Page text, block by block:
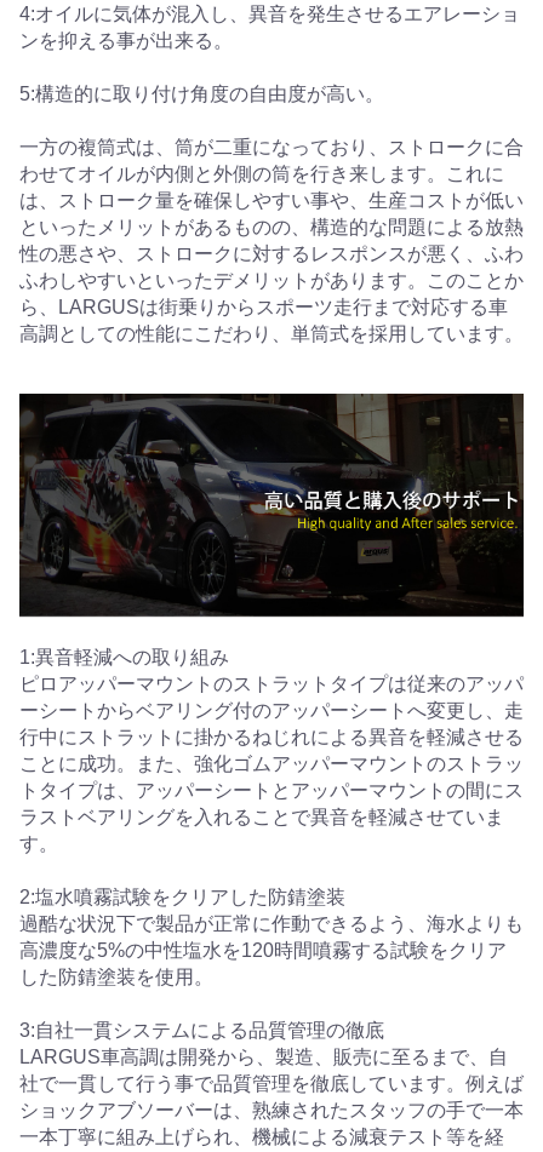
4:オイルに気体が混入し、異音を発生させるエアレーショ
ンを抑える事が出来る。
5:構造的に取り付け角度の自由度が高い。
一方の複筒式は、筒が二重になっており、ストロークに合
わせてオイルが内側と外側の筒を行き来します。これに
は、ストローク量を確保しやすい事や、生産コストが低い
といったメリットがあるものの、構造的な問題による放熱
性の悪さや、ストロークに対するレスポンスが悪く、ふわ
ふわしやすいといったデメリットがあります。このことか
ら、LARGUSは街乗りからスポーツ走行まで対応する車
高調としての性能にこだわり、単筒式を採用しています。
1:異音軽減への取り組み
ピロアッパーマウントのストラットタイプは従来のアッパ
ーシートからベアリング付のアッパーシートへ変更し、走
行中にストラットに掛かるねじれによる異音を軽減させる
ことに成功。また、強化ゴムアッパーマウントのストラッ
トタイプは、アッパーシートとアッパーマウントの間にス
ラストベアリングを入れることで異音を軽減させていま
す。
2:塩水噴霧試験をクリアした防錆塗装
過酷な状況下で製品が正常に作動できるよう、海水よりも
高濃度な5%の中性塩水を120時間噴霧する試験をクリア
した防錆塗装を使用。
3:自社一貫システムによる品質管理の徹底
LARGUS車高調は開発から、製造、販売に至るまで、自
社で一貫して行う事で品質管理を徹底しています。例えば
ショックアブソーバーは、熟練されたスタッフの手で一本
一本丁寧に組み上げられ、機械による減衰テスト等を経